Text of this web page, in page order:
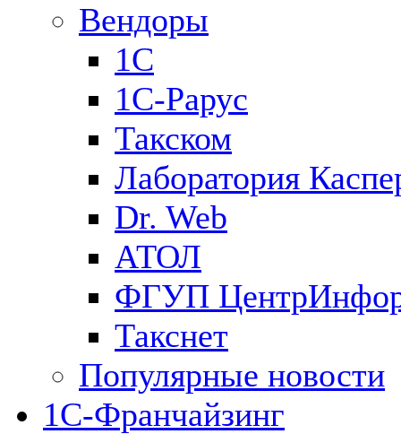
Вендоры
1С
1C-Рарус
Такском
Лаборатория
Dr. Web
АТОЛ
ФГУП
Такснет
Популярные новости
1С-Франчайзинг